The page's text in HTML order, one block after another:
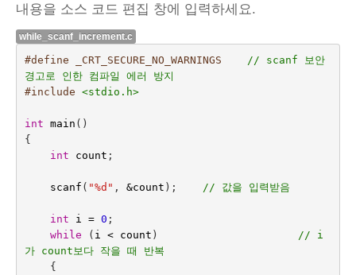
내용을 소스 코드 편집 창에 입력하세요.
while_scanf_increment.c
#define _CRT_SECURE_NO_WARNINGS
// scanf 보안
경고로 인한 컴파일 에러 방지
#include <stdio.h>
int main ()
{
int
count ;
scanf ( "%d" , &count ); // 값을 입력받음
int i = 0 ;
while
( i < count )
// i
가 count보다 작을 때 반복
{